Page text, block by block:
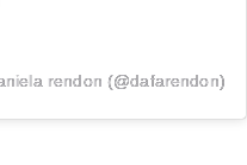
rendon (@dafarendon)